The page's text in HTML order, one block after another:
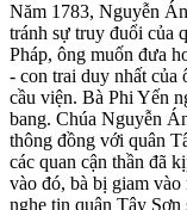
Năm 1783, Nguyễn
tránh sự truy đuổi của
Pháp, ông muốn đưa
- con trai duy nhất của
cầu viện. Bà Phi Yến
bang. Chúa Nguyễn
thông đồng với quân
các quan cận thần đã
vào đó, bà bị giam vào
nghe tin quân Tây